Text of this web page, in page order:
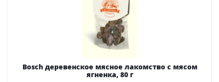
Bosch деревенское мясное лакомство с мясом
ягненка, 80 г